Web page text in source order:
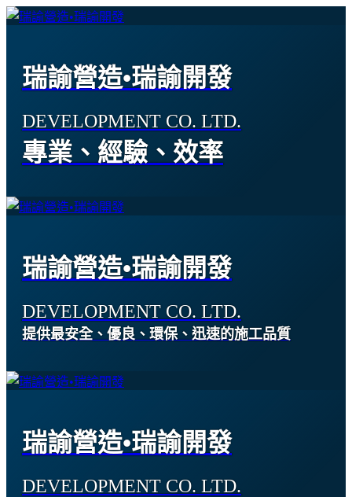
瑞諭營造•瑞諭開發
DEVELOPMENT CO. LTD.
專業、經驗、效率
瑞諭營造•瑞諭開發
DEVELOPMENT CO. LTD.
提供最安全、優良、環保、迅速的施工品質
瑞諭營造•瑞諭開發
DEVELOPMENT CO. LTD.